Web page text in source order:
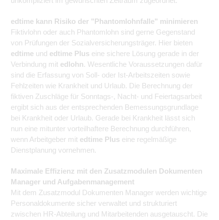
edtime kann Risiko der "Phantomlohnfalle" minimieren
Fiktivlohn oder auch Phantomlohn sind gerne Gegenstand
von Prüfungen der Sozialversicherungsträger. Hier bieten
edtime und edtime Plus eine sichere Lösung gerade in der
Verbindung mit edlohn. Wesentliche Voraussetzungen dafür
sind die Erfassung von Soll- oder Ist-Arbeitszeiten sowie
Fehlzeiten wie Krankheit und Urlaub. Die Berechnung der
fiktiven Zuschläge für Sonntags-, Nacht- und Feiertagsarbeit
ergibt sich aus der entsprechenden Bemessungsgrundlage
bei Krankheit oder Urlaub. Gerade bei Krankheit lässt sich
nun eine mitunter vorteilhaftere Berechnung durchführen,
wenn Arbeitgeber mit edtime Plus eine regelmäßige
Dienstplanung vornehmen.
Maximale Effizienz mit den Zusatzmodulen Dokumenten
Manager und Aufgabenmanagement
Mit dem Zusatzmodul Dokumenten Manager werden wichtige
Personaldokumente sicher verwaltet und strukturiert
zwischen HR-Abteilung und Mitarbeitenden ausgetauscht. Die